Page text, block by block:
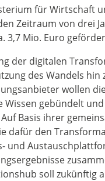
für Wirtschaft
Zeitraum von drei
3,7 Mio. Euro
der digitalen
des Wandels hin
wollen
Wissen gebündelt
Basis ihrer
dafür den
und
soll zukünftig